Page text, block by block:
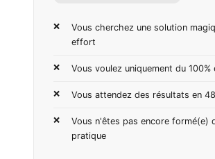
Vous cherchez une solution
effort
Vous voulez uniquement du 100%
Vous attendez des résultats en
Vous n'êtes pas encore formé(e)
pratique